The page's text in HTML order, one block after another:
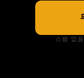
스팸 없